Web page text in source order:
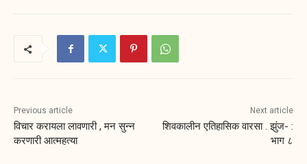
Previous article
विचार करायला लावणारी , मन सुन्न
करणारी आत्महत्या
Next article
शिवकालीन एतिहासिक वारसा . झुंज- :
भाग ८